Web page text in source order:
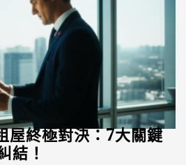
屋終極對決：7大關鍵
結！